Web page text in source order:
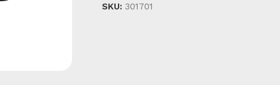
SKU: 301701